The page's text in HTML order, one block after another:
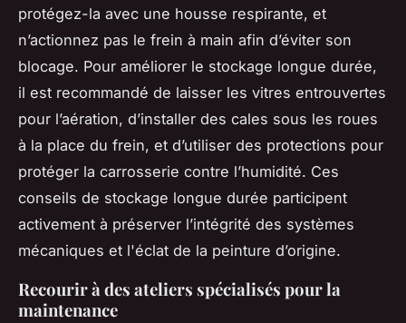
protégez-la avec une housse respirante, et
n’actionnez pas le frein à main afin d’éviter son
blocage. Pour améliorer le stockage longue durée,
il est recommandé de laisser les vitres entrouvertes
pour l’aération, d’installer des cales sous les roues
à la place du frein, et d’utiliser des protections pour
protéger la carrosserie contre l’humidité. Ces
conseils de stockage longue durée participent
activement à préserver l’intégrité des systèmes
mécaniques et l'éclat de la peinture d’origine.
Recourir à des ateliers spécialisés pour la
maintenance